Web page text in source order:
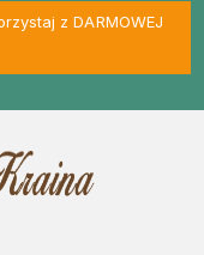
z DARMOWEJ